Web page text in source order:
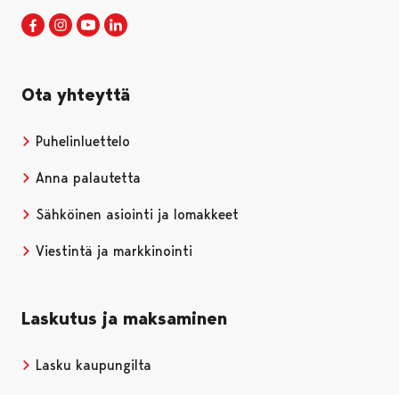
Porin kaupunki Facebookissa
Avautuu uudessa välilehdessä
Porin kaupunki Instagramissa
Avautuu uudessa välilehdessä
Porin kaupunki Youtubessa
Avautuu uudessa välilehdessä
Ota yhteyttä
Puhelinluettelo
Anna palautetta
Sähköinen asiointi ja lomakkeet
Viestintä ja markkinointi
Laskutus ja maksaminen
Lasku kaupungilta